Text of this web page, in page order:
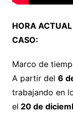
HORA
CASO:
Marco de
A partir del 6
trabajando en
el 20 de